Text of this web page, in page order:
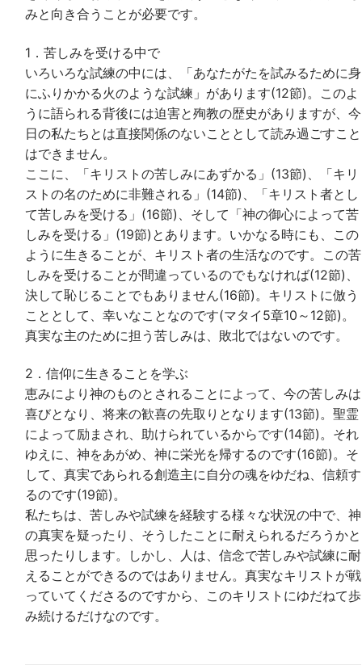
みと向き合うことが必要です。
1．苦しみを受ける中で
いろいろな試練の中には、「あなたがたを試みるために身
にふりかかる火のような試練」があります(12節)。このよ
うに語られる背後には迫害と殉教の歴史がありますが、今
日の私たちとは直接関係のないこととして読み過ごすこと
はできません。
ここに、「キリストの苦しみにあずかる」(13節)、「キリ
ストの名のために非難される」(14節)、「キリスト者とし
て苦しみを受ける」(16節)、そして「神の御心によって苦
しみを受ける」(19節)とあります。いかなる時にも、この
ように生きることが、キリスト者の生活なのです。この苦
しみを受けることが間違っているのでもなければ(12節)、
決して恥じることでもありません(16節)。キリストに倣う
こととして、幸いなことなのです(マタイ5章10～12節)。
真実な主のために担う苦しみは、敗北ではないのです。
2．信仰に生きることを学ぶ
恵みにより神のものとされることによって、今の苦しみは
喜びとなり、将来の歓喜の先取りとなります(13節)。聖霊
によって励まされ、助けられているからです(14節)。それ
ゆえに、神をあがめ、神に栄光を帰するのです(16節)。そ
して、真実であられる創造主に自分の魂をゆだね、信頼す
るのです(19節)。
私たちは、苦しみや試練を経験する様々な状況の中で、神
の真実を疑ったり、そうしたことに耐えられるだろうかと
思ったりします。しかし、人は、信念で苦しみや試練に耐
えることができるのではありません。真実なキリストが戦
っていてくださるのですから、このキリストにゆだねて歩
み続けるだけなのです。